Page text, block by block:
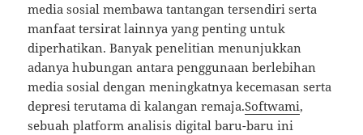
media sosial membawa tantangan tersendiri serta
manfaat tersirat lainnya yang penting untuk
diperhatikan. Banyak penelitian menunjukkan
adanya hubungan antara penggunaan berlebihan
media sosial dengan meningkatnya kecemasan serta
depresi terutama di kalangan remaja.Softwami,
sebuah platform analisis digital baru-baru ini